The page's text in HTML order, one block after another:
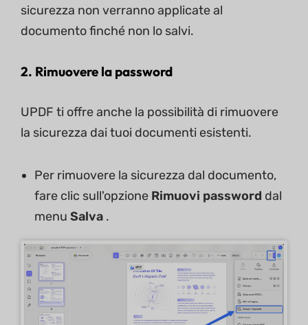
sicurezza non verranno applicate al
documento finché non lo salvi.
2. Rimuovere la password
UPDF ti offre anche la possibilità di rimuovere
la sicurezza dai tuoi documenti esistenti.
Per rimuovere la sicurezza dal documento,
fare clic sull'opzione Rimuovi password dal
menu Salva .